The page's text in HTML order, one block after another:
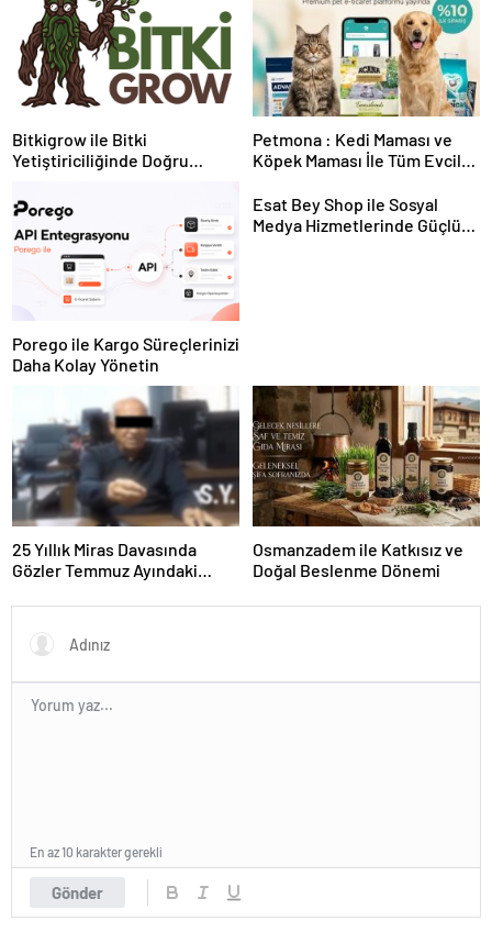
Bitkigrow ile Bitki
Yetiştiriciliğinde Doğru
Petmona : Kedi Maması ve
Köpek Maması İle Tüm Evcil
Porego ile Kargo Süreçlerinizi
Daha Kolay Yönetin
Esat Bey Shop ile Sosyal
Medya Hizmetlerinde Güçlü
25 Yıllık Miras Davasında
Gözler Temmuz Ayındaki
Osmanzadem ile Katkısız ve
Doğal Beslenme Dönemi
Gönder
En az 10 karakter gerekli